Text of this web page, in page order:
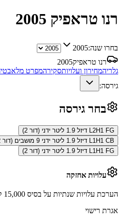
רנו טראפיק 2005
בחרו שנה:2005
רנו טראפיק2005
גלריהמחירון ועלויותסקירהמפרט מלא
גירסה:
בחר גירסה
L2H1 FG דיזל 1.9 ליטר ידני (דור 2)
L1H1 CB דיזל 1.9 ליטר ידני 9 מושבים (דור 2)
L1H1 FG דיזל 1.9 ליטר ידני (דור 2)
עלויות אחזקה
הערכת עלויות שנתיות על בסיס 15,000 ק״מ בשנה
אגרת רישוי